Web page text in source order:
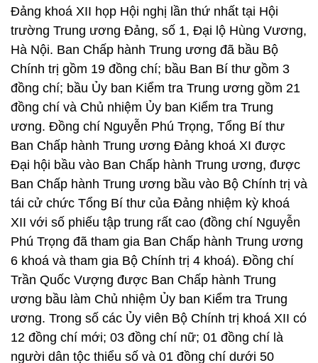
Đảng khoá XII họp Hội nghị lần thứ nhất tại Hội
trường Trung ương Đảng, số 1, Đại lộ Hùng Vương,
Hà Nội. Ban Chấp hành Trung ương đã bầu Bộ
Chính trị gồm 19 đồng chí; bầu Ban Bí thư gồm 3
đồng chí; bầu Ủy ban Kiểm tra Trung ương gồm 21
đồng chí và Chủ nhiệm Ủy ban Kiểm tra Trung
ương. Đồng chí Nguyễn Phú Trọng, Tổng Bí thư
Ban Chấp hành Trung ương Đảng khoá XI được
Đại hội bầu vào Ban Chấp hành Trung ương, được
Ban Chấp hành Trung ương bầu vào Bộ Chính trị và
tái cử chức Tổng Bí thư của Đảng nhiệm kỳ khoá
XII với số phiếu tập trung rất cao (đồng chí Nguyễn
Phú Trọng đã tham gia Ban Chấp hành Trung ương
6 khoá và tham gia Bộ Chính trị 4 khoá). Đồng chí
Trần Quốc Vượng được Ban Chấp hành Trung
ương bầu làm Chủ nhiệm Ủy ban Kiểm tra Trung
ương. Trong số các Ủy viên Bộ Chính trị khoá XII có
12 đồng chí mới; 03 đồng chí nữ; 01 đồng chí là
người dân tộc thiểu số và 01 đồng chí dưới 50